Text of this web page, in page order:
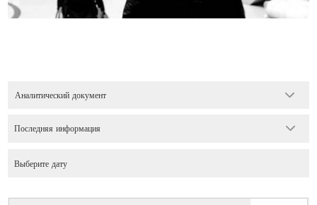
Аналитический документ
Последняя информация